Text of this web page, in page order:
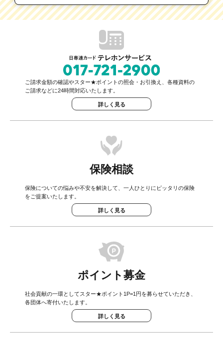
ご請求金額の確認やスター★ポイントの照会・お引換え、各種資料の
ご請求などに24時間対応いたします。
詳しく見る
保険相談
保険についての悩みや不安を解決して、一人ひとりにピッタリの保険
をご提案いたします。
詳しく見る
ポイント募金
社会貢献の一環としてスター★ポイント1P=1円を募らせていただき、
各団体へ寄付いたします。
詳しく見る